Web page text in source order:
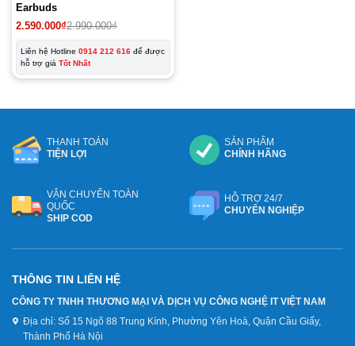
Earbuds
2.590.000₫2.990.000₫
Liên hệ Hotline 0914 212 616 để được
hỗ trợ giá Tốt Nhất
THANH TOÁN
TIỆN LỢI
SẢN PHẨM
CHÍNH HÃNG
VẬN CHUYỂN TOÀN
QUỐC
SHIP COD
HỖ TRỢ 24/7
CHUYÊN NGHIỆP
THÔNG TIN LIÊN HỆ
CÔNG TY TNHH THƯƠNG MẠI VÀ DỊCH VỤ CÔNG NGHỆ IT VIỆT NAM
Địa chỉ: Số 15 Ngõ 88 Trung Kính, Phường Yên Hoà, Quận Cầu Giấy,
Thành Phố Hà Nội